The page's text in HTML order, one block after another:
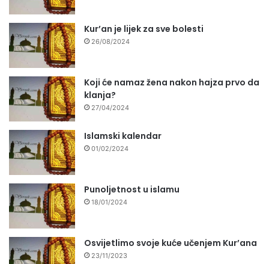
Kur’an je lijek za sve bolesti
26/08/2024
Koji će namaz žena nakon hajza prvo da
klanja?
27/04/2024
Islamski kalendar
01/02/2024
Punoljetnost u islamu
18/01/2024
Osvijetlimo svoje kuće učenjem Kur’ana
23/11/2023